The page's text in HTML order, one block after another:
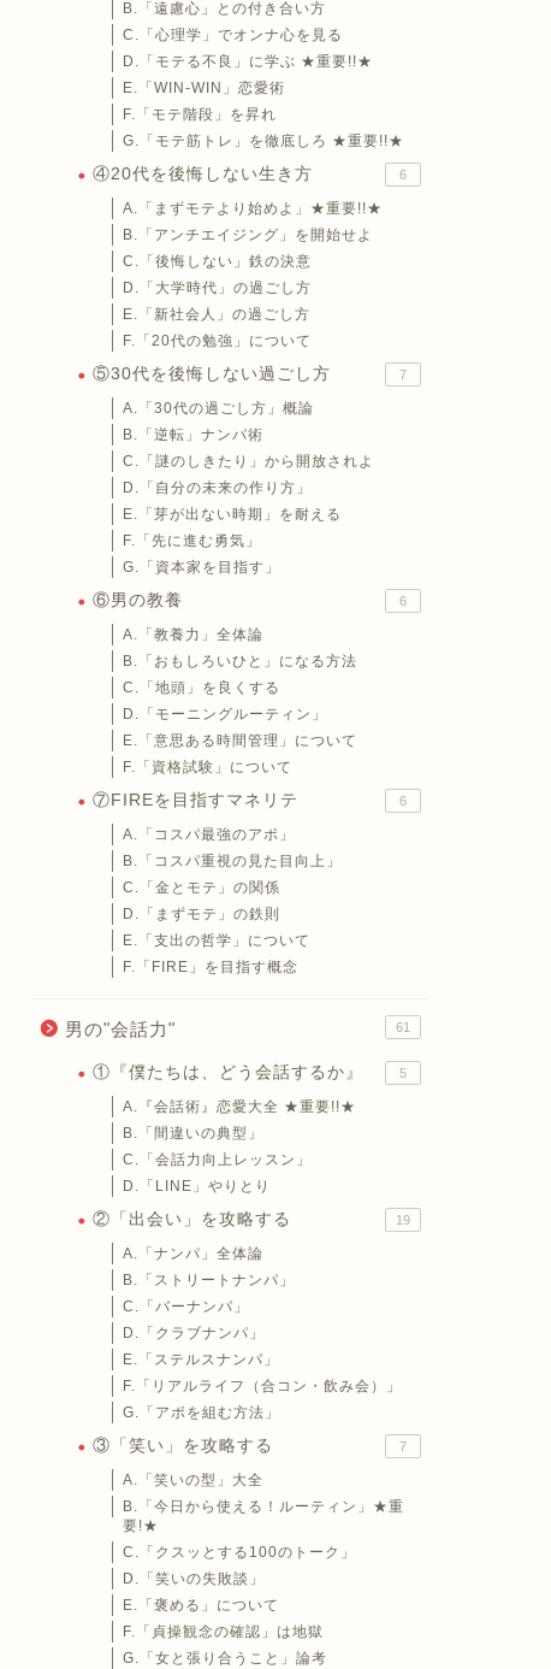
B.「遠慮心」との付き合い方
C.「心理学」でオンナ心を見る
D.「モテる不良」に学ぶ ★重要!!★
E.「WIN-WIN」恋愛術
F.「モテ階段」を昇れ
G.「モテ筋トレ」を徹底しろ ★重要!!★
④20代を後悔しない生き方 6
A.「まずモテより始めよ」★重要!!★
B.「アンチエイジング」を開始せよ
C.「後悔しない」鉄の決意
D.「大学時代」の過ごし方
E.「新社会人」の過ごし方
F.「20代の勉強」について
⑤30代を後悔しない過ごし方 7
A.「30代の過ごし方」概論
B.「逆転」ナンパ術
C.「謎のしきたり」から開放されよ
D.「自分の未来の作り方」
E.「芽が出ない時期」を耐える
F.「先に進む勇気」
G.「資本家を目指す」
⑥男の教養 6
A.「教養力」全体論
B.「おもしろいひと」になる方法
C.「地頭」を良くする
D.「モーニングルーティン」
E.「意思ある時間管理」について
F.「資格試験」について
⑦FIREを目指すマネリテ 6
A.「コスパ最強のアポ」
B.「コスパ重視の見た目向上」
C.「金とモテ」の関係
D.「まずモテ」の鉄則
E.「支出の哲学」について
F.「FIRE」を目指す概念
男の"会話力" 61
①『僕たちは、どう会話するか』 5
A.『会話術』恋愛大全 ★重要!!★
B.「間違いの典型」
C.「会話力向上レッスン」
D.「LINE」やりとり
②「出会い」を攻略する 19
A.「ナンパ」全体論
B.「ストリートナンパ」
C.「バーナンパ」
D.「クラブナンパ」
E.「ステルスナンパ」
F.「リアルライフ（合コン・飲み会）」
G.「アポを組む方法」
③「笑い」を攻略する 7
A.「笑いの型」大全
B.「今日から使える！ルーティン」★重
要!★
C.「クスッとする100のトーク」
D.「笑いの失敗談」
E.「褒める」について
F.「貞操観念の確認」は地獄
G.「女と張り合うこと」論考